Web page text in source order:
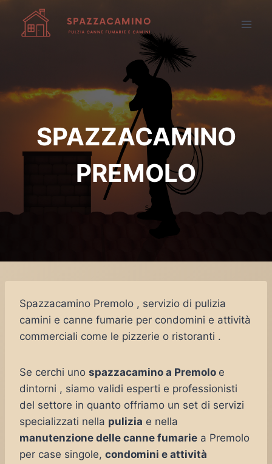
contenuto
SPAZZACAMINO
PREMOLO
Spazzacamino Premolo , servizio di pulizia
camini e canne fumarie per condomini e attività
commerciali come le pizzerie o ristoranti .
Se cerchi uno spazzacamino a Premolo e
dintorni , siamo validi esperti e professionisti
del settore in quanto offriamo un set di servizi
specializzati nella pulizia e nella
manutenzione delle canne fumarie a Premolo
per case singole, condomini e attività